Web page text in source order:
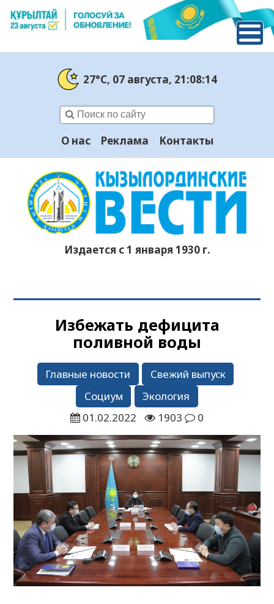
27°C, 07 августа, 21:08:15
О нас Реклама Контакты
Издается с 1 января 1930 г.
Избежать дефицита
поливной воды
Главные новости
Свежий выпуск
Социум
Экология
01.02.2022
1903 0